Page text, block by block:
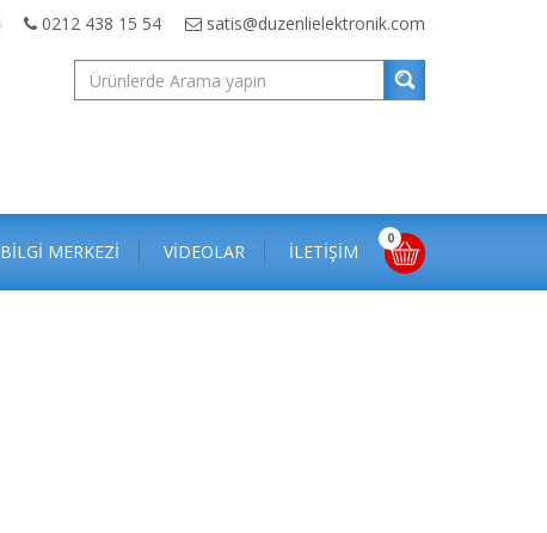
0212 438 15 54 satis@duzenlielektronik.com
BİLGİ MERKEZİ VİDEOLAR İLETİŞİM
0